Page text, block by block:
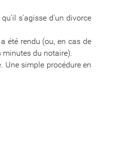
s'agisse d'un divorce
été rendu (ou, en cas de
minutes du notaire).
Une simple procédure en